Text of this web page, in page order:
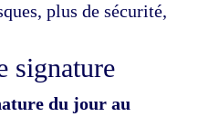
plus de sécurité,
signature
du jour au